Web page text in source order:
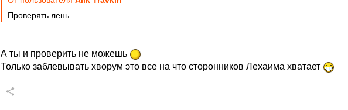
Проверять лень.
А ты и проверить не можешь
Только заблевывать хворум это все на что сторонников Лехаима хватает